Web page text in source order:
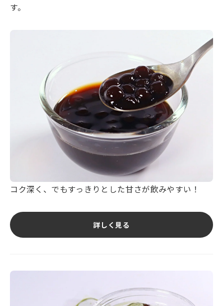
す。
コク深く、でもすっきりとした甘さが飲みやすい！
詳しく見る